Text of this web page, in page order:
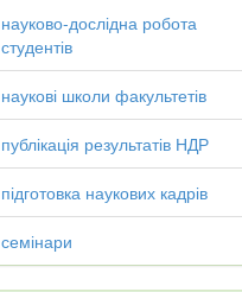
науково-дослідна робота
студентів
наукові школи факультетів
публікація результатів НДР
підготовка наукових кадрів
семінари